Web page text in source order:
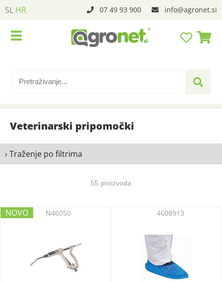
SL HR 07 49 93 900 info agronet.si
Veterinarski pripomočki
› Traženje po filtrima
55 proizvoda
N46050 4608913